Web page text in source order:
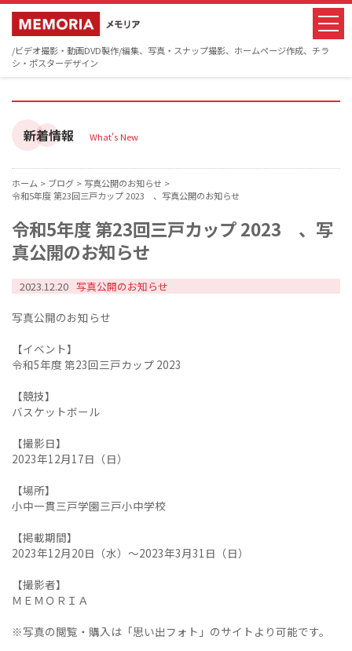
/ビデオ撮影・動画DVD製作/編集、写真・スナップ撮影、ホームページ作成、チラ
シ・ポスターデザイン
新着情報 What's New
ホーム > ブログ > 写真公開のお知らせ >
令和5年度 第23回三戸カップ 2023 、写真公開のお知らせ
令和5年度 第23回三戸カップ 2023 、写
真公開のお知らせ
2023.12.20 写真公開のお知らせ
写真公開のお知らせ
【イベント】
令和5年度 第23回三戸カップ 2023
【競技】
バスケットボール
【撮影日】
2023年12月17日（日）
【場所】
小中一貫三戸学園三戸小中学校
【掲載期間】
2023年12月20日（水）～2023年3月31日（日）
【撮影者】
ＭＥＭＯＲＩＡ
※写真の閲覧・購入は「思い出フォト」のサイトより可能です。